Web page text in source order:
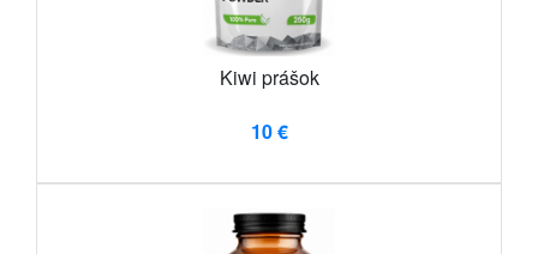
Kiwi prášok
10 €